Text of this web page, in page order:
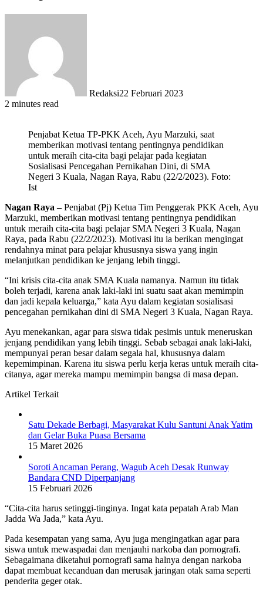
Redaksi22 Februari 2023
2 minutes read
Penjabat Ketua TP-PKK Aceh, Ayu Marzuki, saat
memberikan motivasi tentang pentingnya pendidikan
untuk meraih cita-cita bagi pelajar pada kegiatan
Sosialisasi Pencegahan Pernikahan Dini, di SMA
Negeri 3 Kuala, Nagan Raya, Rabu (22/2/2023). Foto:
Ist
Nagan Raya –Penjabat (Pj) Ketua Tim Penggerak PKK Aceh, Ayu
Marzuki, memberikan motivasi tentang pentingnya pendidikan
untuk meraih cita-cita bagi pelajar SMA Negeri 3 Kuala, Nagan
Raya, pada Rabu (22/2/2023). Motivasi itu ia berikan mengingat
rendahnya minat para pelajar khususnya siswa yang ingin
melanjutkan pendidikan ke jenjang lebih tinggi.
“Ini krisis cita-cita anak SMA Kuala namanya. Namun itu tidak
boleh terjadi, karena anak laki-laki ini suatu saat akan memimpin
dan jadi kepala keluarga,” kata Ayu dalam kegiatan sosialisasi
pencegahan pernikahan dini di SMA Negeri 3 Kuala, Nagan Raya.
Ayu menekankan, agar para siswa tidak pesimis untuk meneruskan
jenjang pendidikan yang lebih tinggi. Sebab sebagai anak laki-laki,
mempunyai peran besar dalam segala hal, khususnya dalam
kepemimpinan. Karena itu siswa perlu kerja keras untuk meraih cita-
citanya, agar mereka mampu memimpin bangsa di masa depan.
Artikel Terkait
Satu Dekade Berbagi, Masyarakat Kulu Santuni Anak Yatim
dan Gelar Buka Puasa Bersama
15 Maret 2026
Soroti Ancaman Perang, Wagub Aceh Desak Runway
Bandara CND Diperpanjang
15 Februari 2026
“Cita-cita harus setinggi-tinginya. Ingat kata pepatah Arab Man
Jadda Wa Jada,” kata Ayu.
Pada kesempatan yang sama, Ayu juga mengingatkan agar para
siswa untuk mewaspadai dan menjauhi narkoba dan pornografi.
Sebagaimana diketahui pornografi sama halnya dengan narkoba
dapat membuat kecanduan dan merusak jaringan otak sama seperti
penderita geger otak.